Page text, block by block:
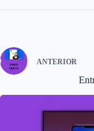
ANTERIOR